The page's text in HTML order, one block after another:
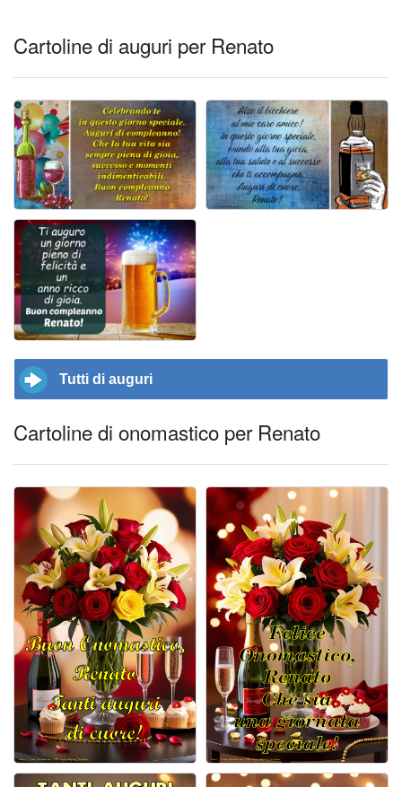
Cartoline di auguri per Renato
Tutti di auguri
Cartoline di onomastico per Renato